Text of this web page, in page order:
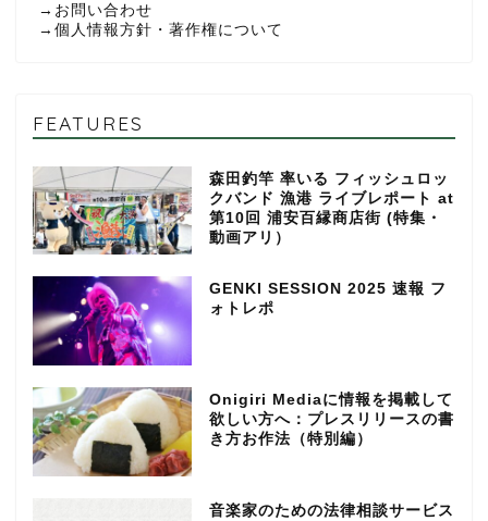
→ お問い合わせ
→ 個人情報方針・著作権について
FEATURES
森田釣竿 率いる フィッシュロッ
クバンド 漁港 ライブレポート at
第10回 浦安百縁商店街 (特集・
動画アリ）
GENKI SESSION 2025 速報 フ
ォトレポ
Onigiri Mediaに情報を掲載して
欲しい方へ：プレスリリースの書
き方お作法（特別編）
音楽家のための法律相談サービス